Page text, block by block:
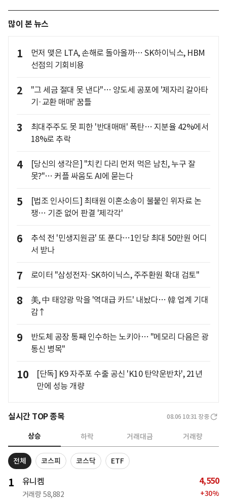
많이 본 뉴스
1
먼저 맺은 LTA, 손해로 돌아올까… SK하이닉스, HBM
선점의 기회비용
2
"그 세금 절대 못 낸다"… 양도세 공포에 '제자리 갈아타
기·교환 매매' 꿈틀
3
최대주주도 못 피한 '반대매매' 폭탄… 지분율 42%에서
18%로 추락
4
[당신의 생각은] "치킨 다리 먼저 먹은 남친, 누구 잘
못?"… 커플 싸움도 AI에 묻는다
5
[법조 인사이드] 최태원 이혼소송이 불붙인 위자료 논
쟁… 기준 없어 판결 '제각각'
6
추석 전 '민생지원금' 또 푼다…1인당 최대 50만원 어디
서 받나
7 로이터 "삼성전자·SK하이닉스, 주주환원 확대 검토"
8
美, 中 태양광 막을 '역대급 카드' 내놨다… 韓 업계 기대
감↑
9
반도체 공장 통째 인수하는 노키아… "메모리 다음은 광
통신 병목"
10
[단독] K9 자주포 수출 공신 'K10 탄약운반차', 21년
만에 성능 개량
실시간 TOP 종목 08.06 10:31 장중
상승 하락 거래대금 거래량
전체 코스피 코스닥 ETF
1 유니켐
거래량 58,882
4,550
+30%